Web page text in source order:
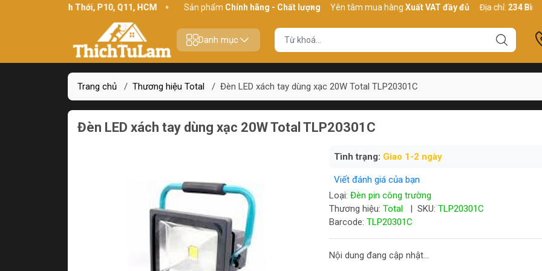
234 Bình Thới, P10, Q11, HCM Sản phẩmChính hãng - Chất lượng Yên tâm mua hàngXuất VAT đầy đủ Địa chỉ:234 Bình Thới,
Danh mục
Trang chủ / Thương hiệu Total / Đèn LED xách tay dùng xạc 20W Total TLP20301C
Đèn LED xách tay dùng xạc 20W Total TLP20301C
Tình trạng: Giao 1-2 ngày
Viết đánh giá của bạn
Loại: Đèn pin công trường
Thương hiệu: Total | SKU: TLP20301C
Barcode: TLP20301C
Nội dung đang cập nhật...